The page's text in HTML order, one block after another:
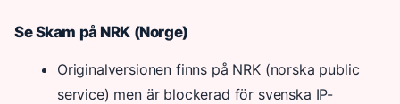
Se Skam på NRK (Norge)
Originalversionen finns på NRK (norska public
service) men är blockerad för svenska IP-